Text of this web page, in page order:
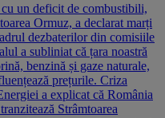
un deficit de combustibili,
Ormuz, a declarat marți
dezbaterilor din comisiile
a subliniat că țara noastră
benzină și gaze naturale,
prețurile. Criza
a explicat că România
Strâmtoarea